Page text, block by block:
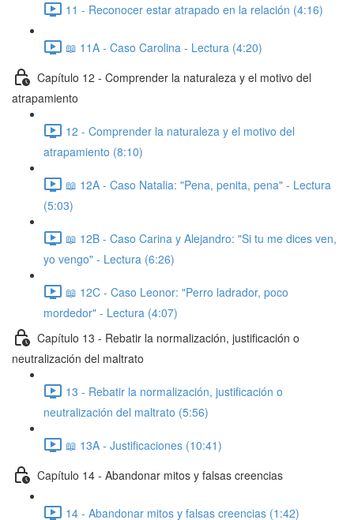
11 - Reconocer estar atrapado en la relación (4:16)
📖 11A - Caso Carolina - Lectura (4:20)
Capítulo 12 - Comprender la naturaleza y el motivo del
atrapamiento
12 - Comprender la naturaleza y el motivo del
atrapamiento (8:10)
📖 12A - Caso Natalia: "Pena, penita, pena" - Lectura
(5:03)
📖 12B - Caso Carina y Alejandro: "Si tu me dices ven,
yo vengo" - Lectura (6:26)
📖 12C - Caso Leonor: "Perro ladrador, poco
mordedor" - Lectura (4:07)
Capítulo 13 - Rebatir la normalización, justificación o
neutralización del maltrato
13 - Rebatir la normalización, justificación o
neutralización del maltrato (5:56)
📖 13A - Justificaciones (10:41)
Capítulo 14 - Abandonar mitos y falsas creencias
14 - Abandonar mitos y falsas creencias (1:42)